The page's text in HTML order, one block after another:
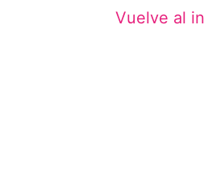
Vuelve al